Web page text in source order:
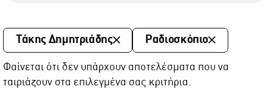
Τάκης Δημητριάδης Ραδιοσκόπιο
Φαίνεται ότι δεν υπάρχουν αποτελέσματα που να
ταιριάζουν στα επιλεγμένα σας κριτήρια.